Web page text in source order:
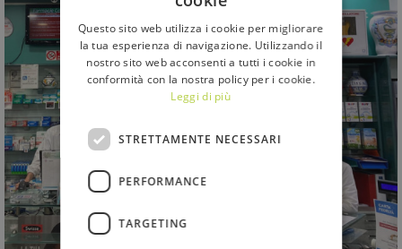
Questo sito web utilizza i cookie per migliorare
la tua esperienza di navigazione. Utilizzando il
nostro sito web acconsenti a tutti i cookie in
conformità con la nostra policy per i cookie.
Leggi di più
STRETTAMENTE NECESSARI
PERFORMANCE
TARGETING